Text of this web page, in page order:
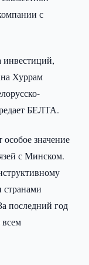
с
инвестиций,
Хуррам
БЕЛТА.
значение
с Минском.
последний год
всем